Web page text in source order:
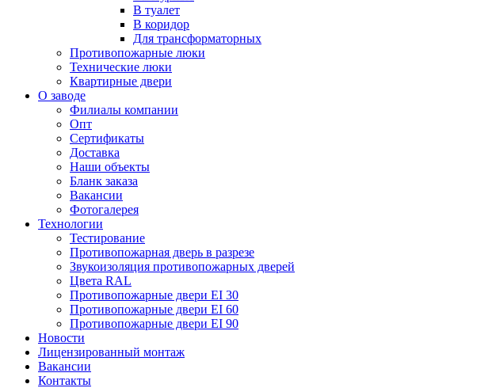
В туалет
В коридор
Для трансформаторных
Противопожарные люки
Технические люки
Квартирные двери
О заводе
Филиалы компании
Опт
Сертификаты
Доставка
Наши объекты
Бланк заказа
Вакансии
Фотогалерея
Технологии
Тестирование
Противопожарная дверь в разрезе
Звукоизоляция противопожарных дверей
Цвета RAL
Противопожарные двери EI 30
Противопожарные двери EI 60
Противопожарные двери EI 90
Новости
Лицензированный монтаж
Вакансии
Контакты